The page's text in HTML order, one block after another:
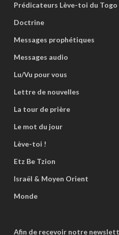
Prédicateurs Lève-toi du Togo
Doctrine
Messages prophétiques
Messages audio
Lu/Vu pour vous
Lettre de nouvelles
La tour de prière
Le mot du jour
Lève-toi !
Etz Be Tzion
Israël & Moyen Orient
Monde
Afin de recevoir notre